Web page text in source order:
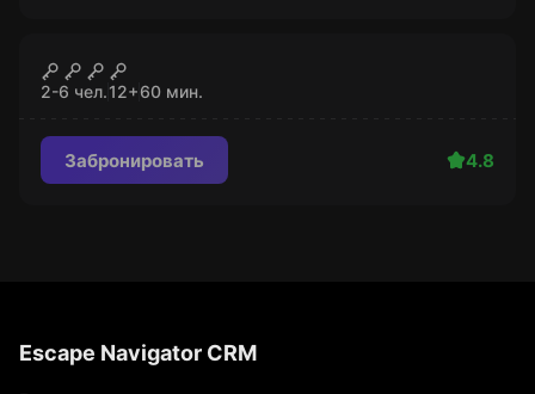
Nukumeister
2-6 чел.12+60 мин.
Забронировать 4.8
Escape Navigator CRM